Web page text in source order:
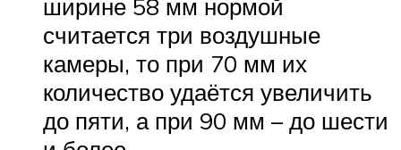
ширине 58 мм нормой
считается три воздушные
камеры, то при 70 мм их
количество удаётся увеличить
до пяти, а при 90 мм – до шести